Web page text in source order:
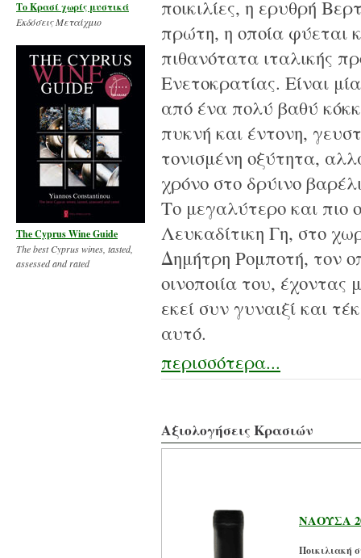
Το Κρασί χωρίς μυστικά
Εκδόσεις Μεταίχμιο
The Cyprus Wine Guide
The best Cyprus wines, tasted,
assessed and rated
ποικιλίες, η ερυθρή
πρώτη, η οποία φύεται
πιθανότατα ιταλικής
Ενετοκρατίας. Είναι
από ένα πολύ βαθύ
πυκνή και έντονη,
τονισμένη οξύτητα,
χρόνο στο δρύινο
Το μεγαλύτερο και πιο
Λευκαδίτικη Γη, στο
Δημήτρη Ρομποτή, τον
οινοποιία του, έχοντας
εκεί συν γυναιξί και
αυτό.
περισσότερα...
Αξιολογήσεις Κρασιών
ΝΑΟΥΣΑ
Ποικιλιακή